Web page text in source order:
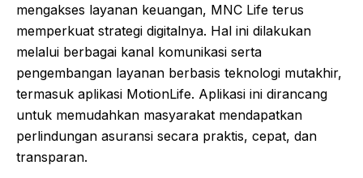
mengakses layanan keuangan, MNC Life terus
memperkuat strategi digitalnya. Hal ini dilakukan
melalui berbagai kanal komunikasi serta
pengembangan layanan berbasis teknologi mutakhir,
termasuk aplikasi MotionLife. Aplikasi ini dirancang
untuk memudahkan masyarakat mendapatkan
perlindungan asuransi secara praktis, cepat, dan
transparan.